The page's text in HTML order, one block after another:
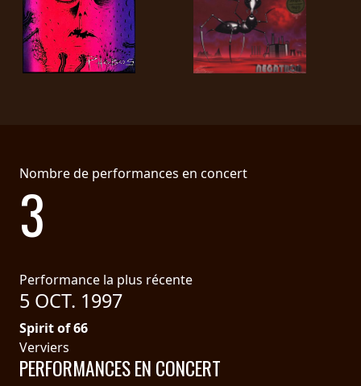
POLITIQUE
DE
CONFIDENTIALITÉ
CREDITS
CHOISIR
UN
THÈME
SYMPHONIQUE
Nombre de performances en concert
3
Performance la plus récente
5 OCT. 1997
Spirit of 66
Verviers
PERFORMANCES EN CONCERT